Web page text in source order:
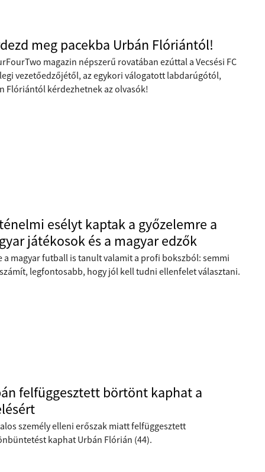
meg pacekba Urbán Flóriántól!
magazin népszerű rovatában ezúttal a Vecsési FC
vezetőedzőjétől, az egykori válogatott labdarúgótól,
Flóriántól kérdezhetnek az olvasók!
esélyt kaptak a győzelemre a
játékosok és a magyar edzők
a magyar futball is tanult valamit a profi bokszból: semmi
legfontosabb, hogy jól kell tudni ellenfelet választani.
felfüggesztett börtönt kaphat a
személy elleni erőszak miatt felfüggesztett
kaphat Urbán Flórián (44).